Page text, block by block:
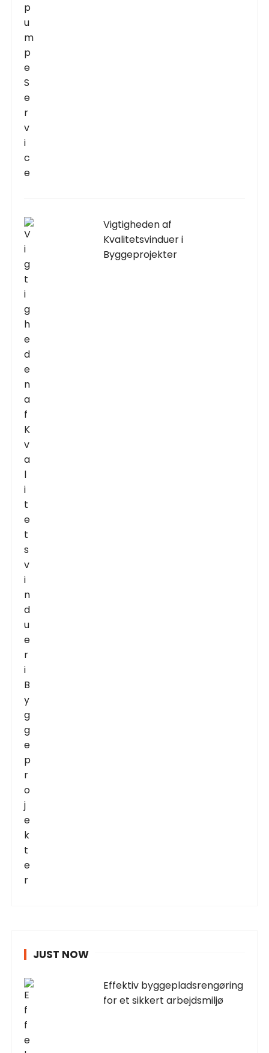
Vigtigheden af
Kvalitetsvinduer i
Byggeprojekter
JUST NOW
Effektiv byggepladsrengøring
for et sikkert arbejdsmiljø